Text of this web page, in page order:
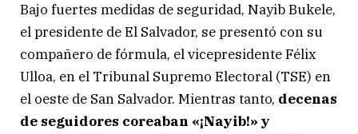
Bajo fuertes medidas de seguridad, Nayib Bukele,
el presidente de El Salvador, se presentó con su
compañero de fórmula, el vicepresidente Félix
Ulloa, en el Tribunal Supremo Electoral (TSE) en
el oeste de San Salvador. Mientras tanto, decenas
de seguidores coreaban «¡Nayib!» y